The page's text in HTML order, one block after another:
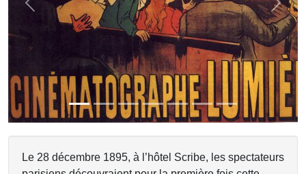
Previous Next
Le 28 décembre 1895, à l’hôtel Scribe, les spectateurs